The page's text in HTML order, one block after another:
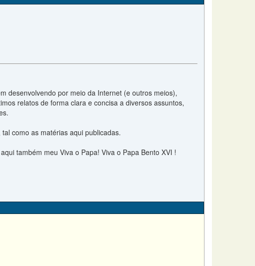
desenvolvendo por meio da Internet (e outros meios),
relatos de forma clara e concisa a diversos assuntos,
como as matérias aqui publicadas.
também meu Viva o Papa! Viva o Papa Bento XVI !